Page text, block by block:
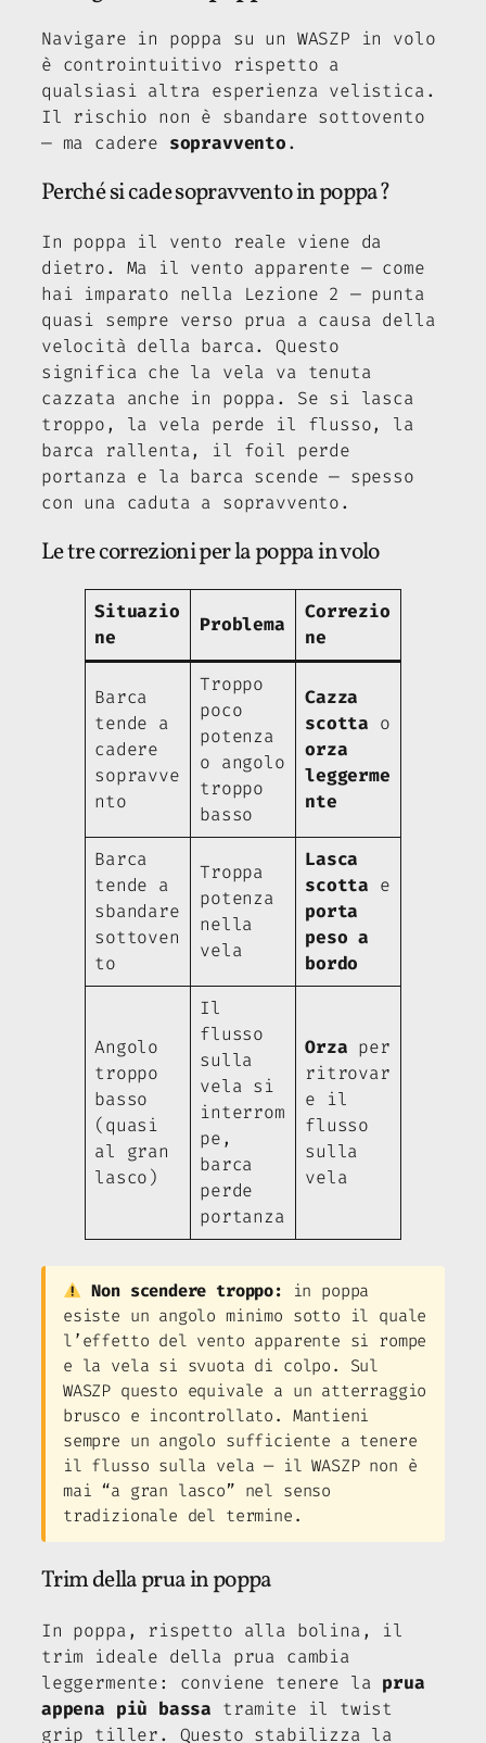
Navigare in poppa su un WASZP in volo
è controintuitivo rispetto a
qualsiasi altra esperienza velistica.
Il rischio non è sbandare sottovento
— ma cadere sopravvento.
Perché si cade sopravvento in poppa?
In poppa il vento reale viene da
dietro. Ma il vento apparente — come
hai imparato nella Lezione 2 — punta
quasi sempre verso prua a causa della
velocità della barca. Questo
significa che la vela va tenuta
cazzata anche in poppa. Se si lasca
troppo, la vela perde il flusso, la
barca rallenta, il foil perde
portanza e la barca scende — spesso
con una caduta a sopravvento.
Le tre correzioni per la poppa in volo
Situazio
ne
Problema
Correzio
ne
Barca
tende a
cadere
sopravve
nto
Troppo
poco
potenza
o angolo
troppo
basso
Cazza
scotta o
orza
leggerme
nte
Barca
tende a
sbandare
sottoven
to
Troppa
potenza
nella
vela
Lasca
scotta e
porta
peso a
bordo
Angolo
troppo
basso
(quasi
al gran
lasco)
Il
flusso
sulla
vela si
interrom
pe,
barca
perde
portanza
Orza per
ritrovar
e il
flusso
sulla
vela
Non scendere troppo: in poppa
esiste un angolo minimo sotto il quale
l’effetto del vento apparente si rompe
e la vela si svuota di colpo. Sul
WASZP questo equivale a un atterraggio
brusco e incontrollato. Mantieni
sempre un angolo sufficiente a tenere
il flusso sulla vela — il WASZP non è
mai “a gran lasco” nel senso
tradizionale del termine.
Trim della prua in poppa
In poppa, rispetto alla bolina, il
trim ideale della prua cambia
leggermente: conviene tenere la prua
appena più bassa tramite il twist
grip tiller. Questo stabilizza la